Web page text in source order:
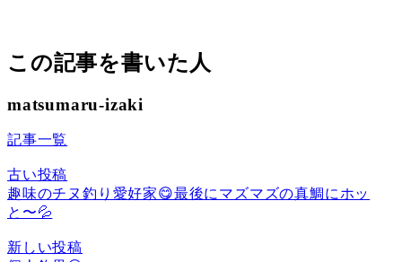
ー
この記事を書いた人
matsumaru-izaki
記事一覧
古い投稿
趣味のチヌ釣り愛好家😋最後にマズマズの真鯛にホッ
と〜💦
新しい投稿